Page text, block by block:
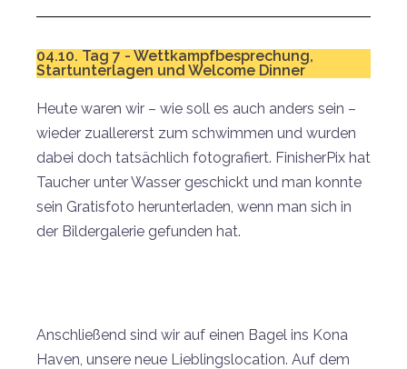
04.10. Tag 7 - Wettkampfbesprechung,
Startunterlagen und Welcome Dinner
Heute waren wir – wie soll es auch anders sein –
wieder zuallererst zum schwimmen und wurden
dabei doch tatsächlich fotografiert. FinisherPix hat
Taucher unter Wasser geschickt und man konnte
sein Gratisfoto herunterladen, wenn man sich in
der Bildergalerie gefunden hat.
Anschließend sind wir auf einen Bagel ins Kona
Haven, unsere neue Lieblingslocation. Auf dem